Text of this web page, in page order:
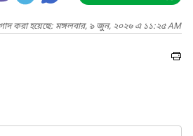
করা হয়েছে: মঙ্গলবার, ৯ জুন, ২০২৬ এ ১১:২৫ AM